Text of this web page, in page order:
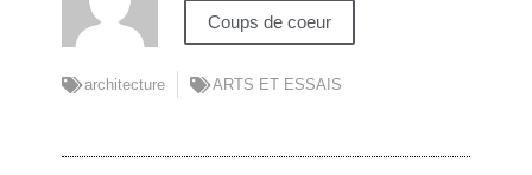
Coups de coeur
architecture ARTS ET ESSAIS